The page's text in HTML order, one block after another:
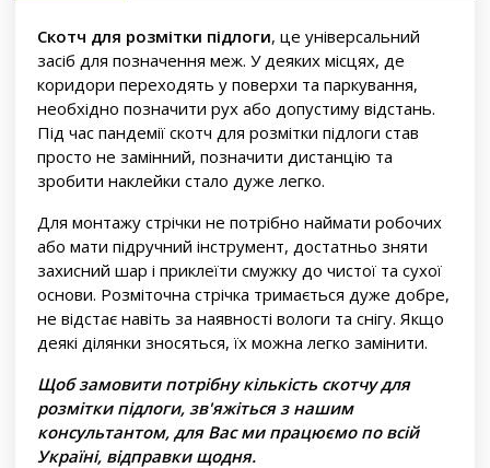
Скотч для розмітки підлоги, це універсальний
засіб для позначення меж. У деяких місцях, де
коридори переходять у поверхи та паркування,
необхідно позначити рух або допустиму відстань.
Під час пандемії скотч для розмітки підлоги став
просто не замінний, позначити дистанцію та
зробити наклейки стало дуже легко.
Для монтажу стрічки не потрібно наймати робочих
або мати підручний інструмент, достатньо зняти
захисний шар і приклеїти смужку до чистої та сухої
основи. Розміточна стрічка тримається дуже добре,
не відстає навіть за наявності вологи та снігу. Якщо
деякі ділянки зносяться, їх можна легко замінити.
Щоб замовити потрібну кількість скотчу для
розмітки підлоги, зв'яжіться з нашим
консультантом, для Вас ми працюємо по всій
Україні, відправки щодня.